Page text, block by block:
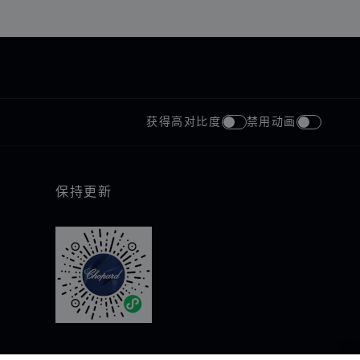
获得高对比度 禁用动画
保持更新